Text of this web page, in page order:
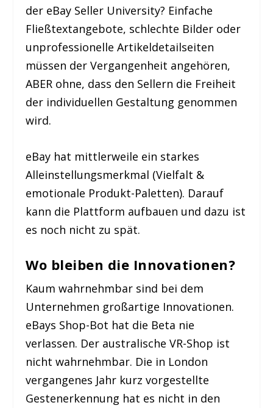
der eBay Seller University? Einfache
Fließtextangebote, schlechte Bilder oder
unprofessionelle Artikeldetailseiten
müssen der Vergangenheit angehören,
ABER ohne, dass den Sellern die Freiheit
der individuellen Gestaltung genommen
wird.
eBay hat mittlerweile ein starkes
Alleinstellungsmerkmal (Vielfalt &
emotionale Produkt-Paletten). Darauf
kann die Plattform aufbauen und dazu ist
es noch nicht zu spät.
Wo bleiben die Innovationen?
Kaum wahrnehmbar sind bei dem
Unternehmen großartige Innovationen.
eBays Shop-Bot hat die Beta nie
verlassen. Der australische VR-Shop ist
nicht wahrnehmbar. Die in London
vergangenes Jahr kurz vorgestellte
Gestenerkennung hat es nicht in den